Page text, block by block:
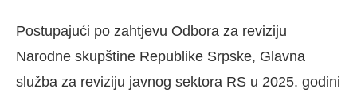
Postupajući po zahtjevu Odbora za reviziju
Narodne skupštine Republike Srpske, Glavna
služba za reviziju javnog sektora RS u 2025. godini